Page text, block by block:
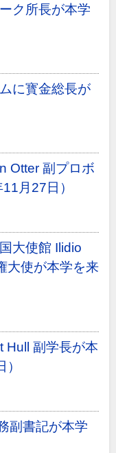
ク所長が本学
に寳金総長が
Otter 副プロボ
月27日）
大使館 Ilidio
大使が本学を来
Hull 副学長が本
副書記が本学